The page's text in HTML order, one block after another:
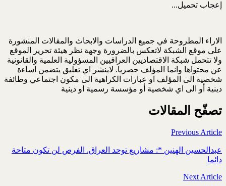
إعجاب تحميل...
الاراء المطروحة في جميع الدراسات والابحاث والمقالات المنشورة
على موقع الشبكة لاتعكس بالضرورة وجهة نظر هيئة تحرير الموقع
ولا تتحمل شبكة الاقتصاديين العراقيين المسؤولية العلمية والقانونية
عن محتواها وانما المؤلف حصريا. لاينشر اي تعليق يتضمن اساءة
شخصية الى المؤلف او عبارات الكراهية الى مكون اجتماعي وطائفة
دينية أو الى اي شخصية أو مؤسسة رسمية او دينية
تصفّح المقالات
Previous Article
عبدالحسين الهنين *: مشاريع توحد العراق. الفرص لن تكون متاحة
دائما
Next Article